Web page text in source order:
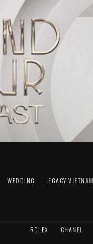
WEDDING LEGACY VIETNAM
ROLEX CHANEL